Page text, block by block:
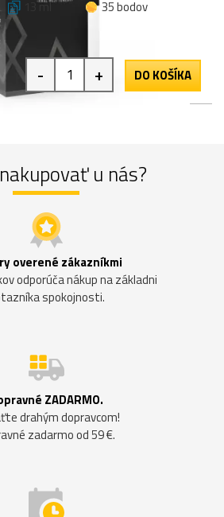
13 ml
35 bodov
- + DO KOŠÍKA
nakupovať u nás?
overené zákazníkmi
odporúča nákup na základni
spokojnosti.
ZADARMO.
drahým dopravcom!
zadarmo od 59 €.